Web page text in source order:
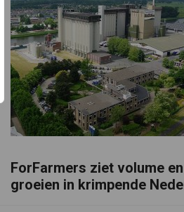
ForFarmers ziet volume
groeien in krimpende